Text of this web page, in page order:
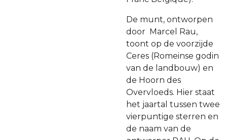
De munt, ontworpen
door Marcel Rau,
toont op de voorzijde
Ceres (Romeinse godin
van de landbouw) en
de Hoorn des
Overvloeds. Hier staat
het jaartal tussen twee
vierpuntige sterren en
de naam van de